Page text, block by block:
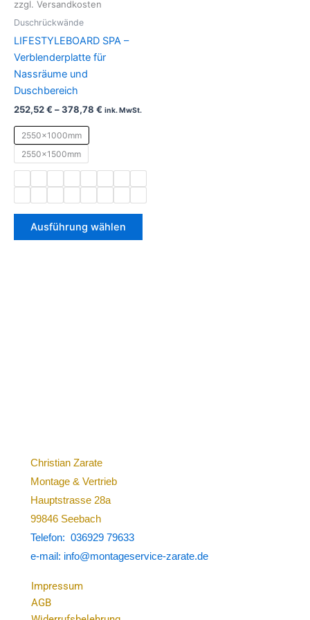
zzgl. Versandkosten
Duschrückwände
LIFESTYLEBOARD SPA –
Verblenderplatte für
Nassräume und
Duschbereich
252,52€ –378,78 € ink. MwSt.
2550x1000mm
2550x1500mm
Ausführung wählen
Christian Zarate
Montage & Vertrieb
Hauptstrasse 28a
99846 Seebach
Telefon: 036929 79633
e-mail: info@montageservice-zarate.de
Impressum
AGB